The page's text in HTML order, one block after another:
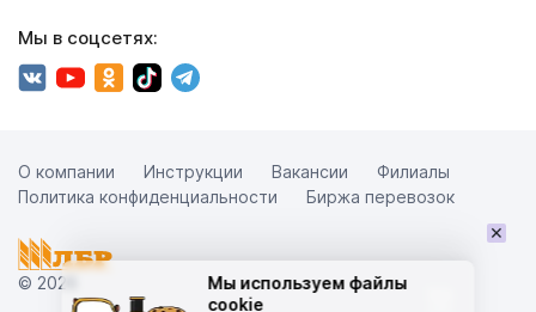
Мы используем файлы
cookie
Мы в соцсетях:
© 2026
О компании Инструкции Вакансии
Филиалы
Политика конфиденциальности
Биржа перевозок
×